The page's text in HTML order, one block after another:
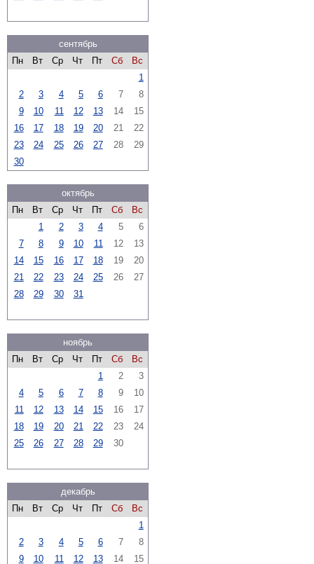
сентябрь
Пн
Вт Ср Чт Пт Сб
Вс
1
2
3 4 5 6 7
8
9
10 11 12 13 14
15
16
17 18 19 20 21
22
23
24 25 26 27 28
29
30
октябрь
Пн
Вт Ср Чт Пт Сб
Вс
1
2 3 4 5
6
7
8 9 10 11 12
13
14
15 16 17 18 19
20
21
22 23 24 25 26
27
28
29 30 31
ноябрь
Пн
Вт Ср Чт Пт Сб
Вс
1
2
3
4
5 6 7 8 9
10
11
12 13 14 15 16
17
18
19 20 21 22 23
24
25
26 27 28 29 30
декабрь
Пн
Вт Ср Чт Пт Сб
Вс
1
2
3 4 5 6 7
8
9
10 11 12 13 14
15